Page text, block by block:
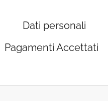
Dati personali
Pagamenti Accettati